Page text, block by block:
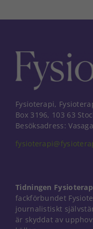
Fysioterapi,
Box 3196, 103 63
Besöksadress:
Tidningen
fackförbundet
journalistiskt
är skyddat av